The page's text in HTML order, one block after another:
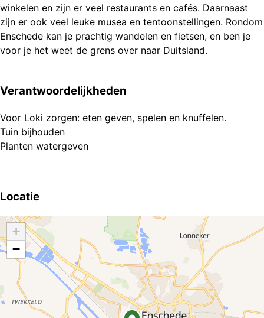
winkelen en zijn er veel restaurants en cafés. Daarnaast
zijn er ook veel leuke musea en tentoonstellingen. Rondom
Enschede kan je prachtig wandelen en fietsen, en ben je
voor je het weet de grens over naar Duitsland.
Verantwoordelijkheden
Voor Loki zorgen: eten geven, spelen en knuffelen.
Tuin bijhouden
Locatie
+
−